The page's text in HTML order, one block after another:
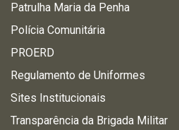
Patrulha Maria da Penha
Polícia Comunitária
PROERD
Regulamento de Uniformes
Sites Institucionais
Transparência da Brigada Militar